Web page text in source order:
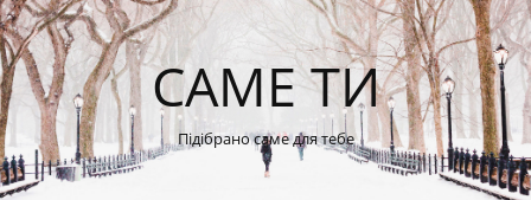
САМЕ ТИ
Підібрано саме для тебе